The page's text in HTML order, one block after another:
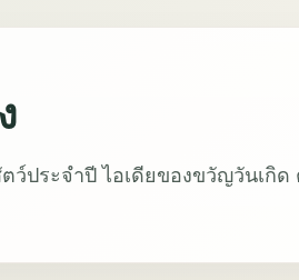
ประจำปี ไอเดียของขวัญวันเกิด